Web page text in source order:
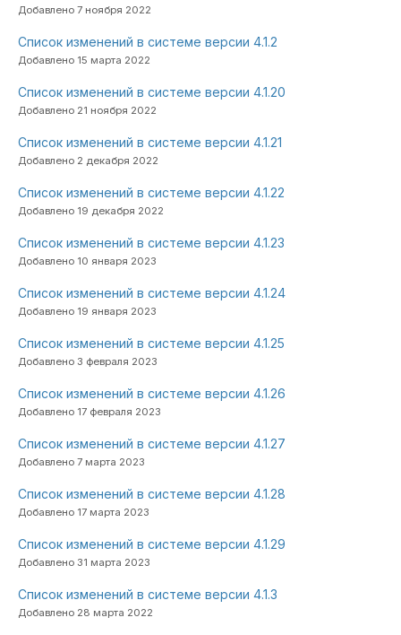
Добавлено 7 ноября 2022
Список изменений в системе версии 4.1.2
Добавлено 15 марта 2022
Список изменений в системе версии 4.1.20
Добавлено 21 ноября 2022
Список изменений в системе версии 4.1.21
Добавлено 2 декабря 2022
Список изменений в системе версии 4.1.22
Добавлено 19 декабря 2022
Список изменений в системе версии 4.1.23
Добавлено 10 января 2023
Список изменений в системе версии 4.1.24
Добавлено 19 января 2023
Список изменений в системе версии 4.1.25
Добавлено 3 февраля 2023
Список изменений в системе версии 4.1.26
Добавлено 17 февраля 2023
Список изменений в системе версии 4.1.27
Добавлено 7 марта 2023
Список изменений в системе версии 4.1.28
Добавлено 17 марта 2023
Список изменений в системе версии 4.1.29
Добавлено 31 марта 2023
Список изменений в системе версии 4.1.3
Добавлено 28 марта 2022